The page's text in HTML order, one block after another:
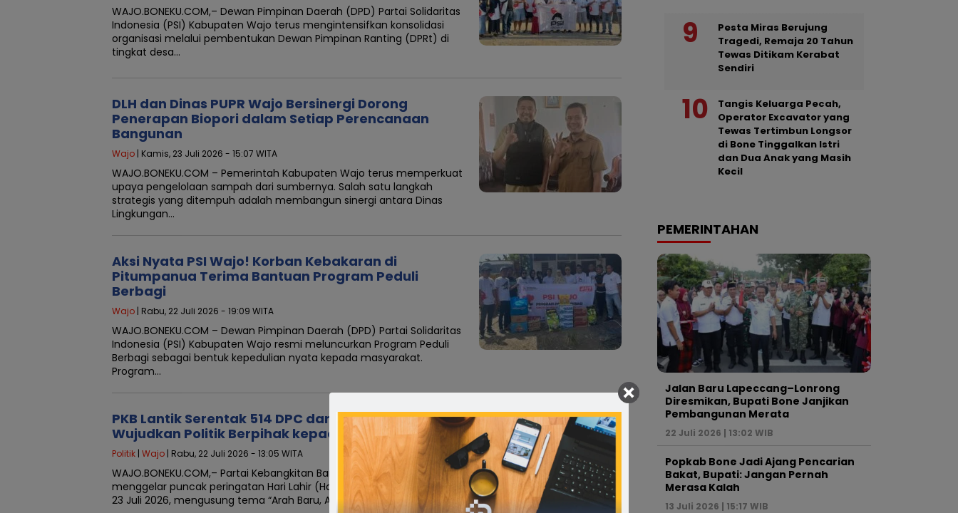
WAJO.BONEKU.COM,– Dewan Pimpinan Daerah (DPD) Partai Solidaritas
Indonesia (PSI) Kabupaten Wajo terus mengintensifkan konsolidasi
organisasi melalui pembentukan Dewan Pimpinan Ranting (DPRt) di
tingkat desa…
DLH dan Dinas PUPR Wajo Bersinergi Dorong
Penerapan Biopori dalam Setiap Perencanaan
Bangunan
Wajo | Kamis, 23 Juli 2026 - 15:07 WITA
WAJO.BONEKU.COM – Pemerintah Kabupaten Wajo terus memperkuat
upaya pengelolaan sampah dari sumbernya. Salah satu langkah
strategis yang ditempuh adalah membangun sinergi antara Dinas
Lingkungan…
Aksi Nyata PSI Wajo! Korban Kebakaran di
Pitumpanua Terima Bantuan Program Peduli
Berbagi
Wajo | Rabu, 22 Juli 2026 - 19:09 WITA
WAJO.BONEKU.COM – Dewan Pimpinan Daerah (DPD) Partai Solidaritas
Indonesia (PSI) Kabupaten Wajo resmi meluncurkan Program Peduli
Berbagi sebagai bentuk kepedulian nyata kepada masyarakat.
Program…
PKB Lantik Serentak 514 DPC dan 38 DPW, Siap
Wujudkan Politik Berpihak kepada Rakyat
Politik | Wajo | Rabu, 22 Juli 2026 - 13:05 WITA
WAJO.BONEKU.COM,– Partai Kebangkitan Bangsa (PKB) akan
menggelar puncak peringatan Hari Lahir (Harlah) ke-28 pada Kamis,
23 Juli 2026, mengusung tema “Arah Baru, Amanat Ekonomi…
Pesta Miras Berujung
Tragedi, Remaja 20 Tahun
Tewas Ditikam Kerabat
Sendiri
Tangis Keluarga Pecah,
Operator Excavator yang
Tewas Tertimbun Longsor
di Bone Tinggalkan Istri
dan Dua Anak yang Masih
Kecil
PEMERINTAHAN
Jalan Baru Lapeccang–Lonrong
Diresmikan, Bupati Bone Janjikan
Pembangunan Merata
22 Juli 2026 | 13:02 WIB
Popkab Bone Jadi Ajang Pencarian
Bakat, Bupati: Jangan Pernah
Merasa Kalah
13 Juli 2026 | 15:17 WIB